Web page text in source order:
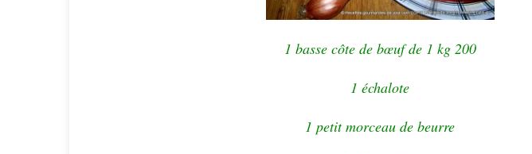
1 basse côte de bœuf de 1 kg 200
1 échalote
1 petit morceau de beurre